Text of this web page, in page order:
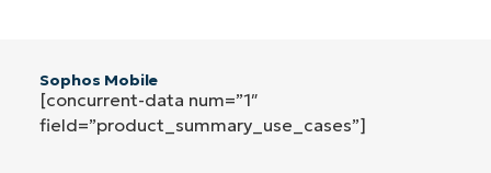
Sophos Mobile
[concurrent-data num=”1″
field=”product_summary_use_cases”]